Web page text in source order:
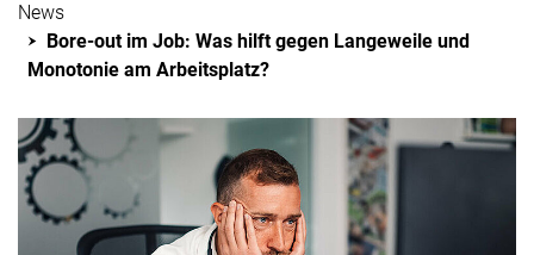
News
Bore-out im Job: Was hilft gegen Langeweile und
Monotonie am Arbeitsplatz?